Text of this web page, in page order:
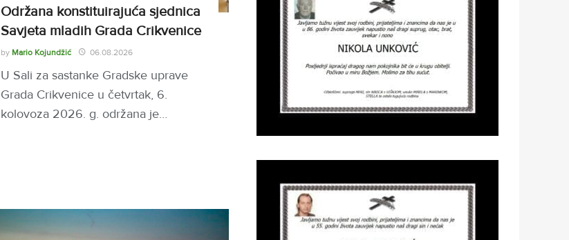
Održana konstituirajuća sjednica
Savjeta mladih Grada Crikvenice
by Mario Kojundžić 06.08.2026
U Sali za sastanke Gradske uprave
Grada Crikvenice u četvrtak, 6.
kolovoza 2026. g. održana je…